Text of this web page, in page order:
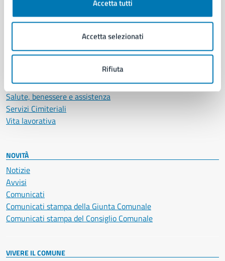
Accetta tutti
Accetta selezionati
Rifiuta
Autorizzazioni
Cultura e tempo libero
Documenti e certificati
Educazione e formazione
Giustizia e sicurezza pubblica
Imprese e commercio
Salute, benessere e assistenza
Servizi Cimiteriali
Vita lavorativa
NOVITÀ
Notizie
Avvisi
Comunicati
Comunicati stampa della Giunta Comunale
Comunicati stampa del Consiglio Comunale
VIVERE IL COMUNE